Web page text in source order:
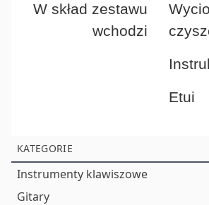
KATEGORIE
Instrumenty klawiszowe
Gitary
W skład zestawu
wchodzi
Etui